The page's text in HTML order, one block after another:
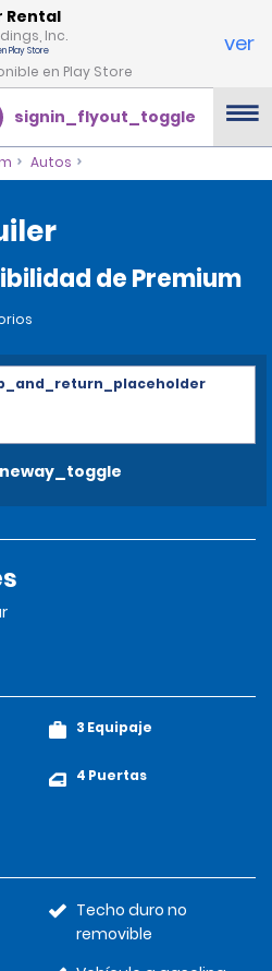
Rental
Inc.
en Play Store
ver
signin_flyout_toggle
Autos
de Premium
3 Equipaje
4 Puertas
Techo duro no
removible